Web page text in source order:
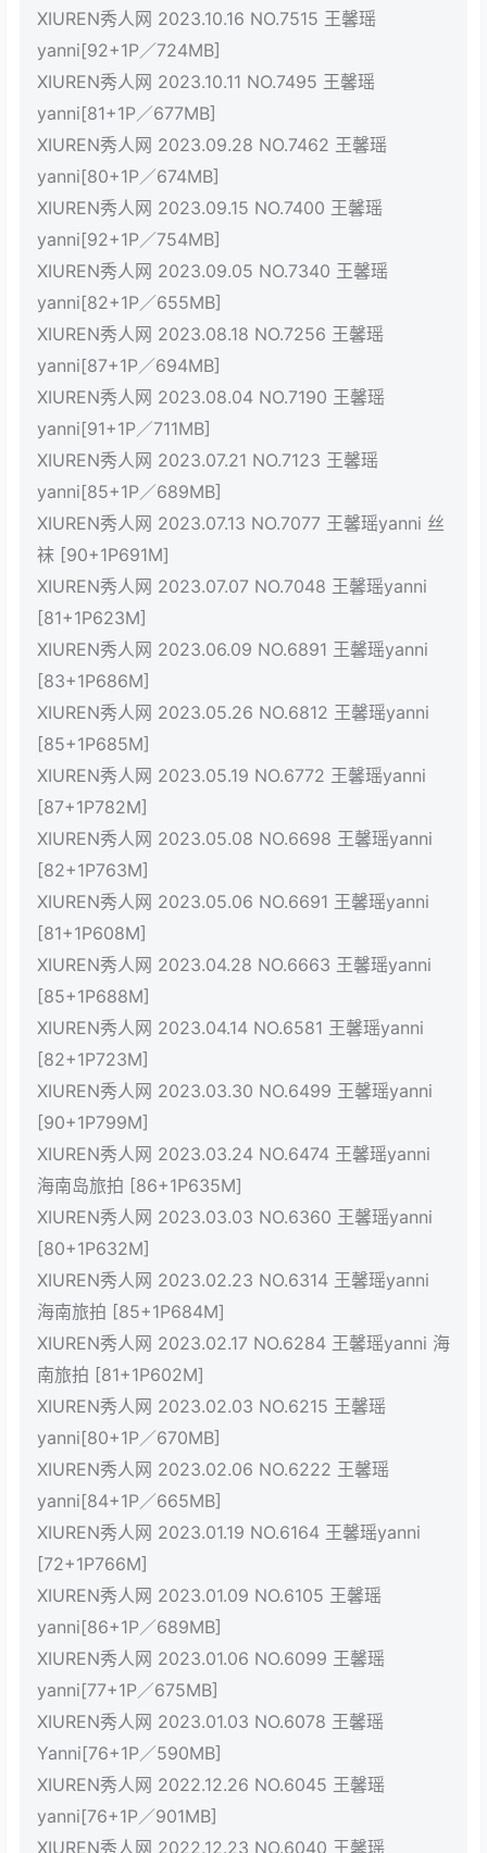
XIUREN秀人网 2023.10.16 NO.7515 王馨瑶
yanni[92+1P／724MB]
XIUREN秀人网 2023.10.11 NO.7495 王馨瑶
yanni[81+1P／677MB]
XIUREN秀人网 2023.09.28 NO.7462 王馨瑶
yanni[80+1P／674MB]
XIUREN秀人网 2023.09.15 NO.7400 王馨瑶
yanni[92+1P／754MB]
XIUREN秀人网 2023.09.05 NO.7340 王馨瑶
yanni[82+1P／655MB]
XIUREN秀人网 2023.08.18 NO.7256 王馨瑶
yanni[87+1P／694MB]
XIUREN秀人网 2023.08.04 NO.7190 王馨瑶
yanni[91+1P／711MB]
XIUREN秀人网 2023.07.21 NO.7123 王馨瑶
yanni[85+1P／689MB]
XIUREN秀人网 2023.07.13 NO.7077 王馨瑶yanni 丝
袜 [90+1P691M]
XIUREN秀人网 2023.07.07 NO.7048 王馨瑶yanni
[81+1P623M]
XIUREN秀人网 2023.06.09 NO.6891 王馨瑶yanni
[83+1P686M]
XIUREN秀人网 2023.05.26 NO.6812 王馨瑶yanni
[85+1P685M]
XIUREN秀人网 2023.05.19 NO.6772 王馨瑶yanni
[87+1P782M]
XIUREN秀人网 2023.05.08 NO.6698 王馨瑶yanni
[82+1P763M]
XIUREN秀人网 2023.05.06 NO.6691 王馨瑶yanni
[81+1P608M]
XIUREN秀人网 2023.04.28 NO.6663 王馨瑶yanni
[85+1P688M]
XIUREN秀人网 2023.04.14 NO.6581 王馨瑶yanni
[82+1P723M]
XIUREN秀人网 2023.03.30 NO.6499 王馨瑶yanni
[90+1P799M]
XIUREN秀人网 2023.03.24 NO.6474 王馨瑶yanni
海南岛旅拍 [86+1P635M]
XIUREN秀人网 2023.03.03 NO.6360 王馨瑶yanni
[80+1P632M]
XIUREN秀人网 2023.02.23 NO.6314 王馨瑶yanni
海南旅拍 [85+1P684M]
XIUREN秀人网 2023.02.17 NO.6284 王馨瑶yanni 海
南旅拍 [81+1P602M]
XIUREN秀人网 2023.02.03 NO.6215 王馨瑶
yanni[80+1P／670MB]
XIUREN秀人网 2023.02.06 NO.6222 王馨瑶
yanni[84+1P／665MB]
XIUREN秀人网 2023.01.19 NO.6164 王馨瑶yanni
[72+1P766M]
XIUREN秀人网 2023.01.09 NO.6105 王馨瑶
yanni[86+1P／689MB]
XIUREN秀人网 2023.01.06 NO.6099 王馨瑶
yanni[77+1P／675MB]
XIUREN秀人网 2023.01.03 NO.6078 王馨瑶
Yanni[76+1P／590MB]
XIUREN秀人网 2022.12.26 NO.6045 王馨瑶
yanni[76+1P／901MB]
XIUREN秀人网 2022.12.23 NO.6040 王馨瑶